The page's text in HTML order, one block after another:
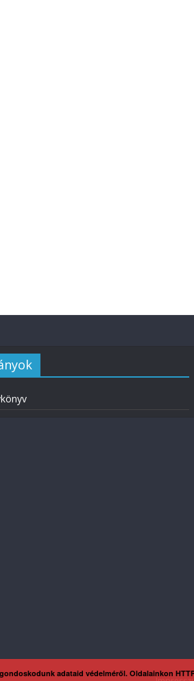
adataid védelméről. Oldalainkon